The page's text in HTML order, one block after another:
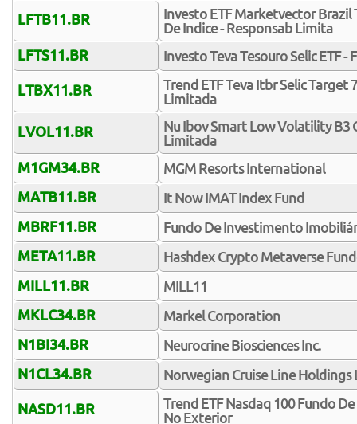
LFTB11.BR
Investo ETF Marketvector Brazil
De Indice - Responsab Limita
LFTS11.BR
Investo Teva Tesouro Selic ETF
LTBX11.BR
Trend ETF Teva Itbr Selic Target
Limitada
LVOL11.BR
Nu Ibov Smart Low Volatility B3
Limitada
M1GM34.BR
MGM Resorts International
MATB11.BR
It Now IMAT Index Fund
MBRF11.BR
Fundo De Investimento
META11.BR
Hashdex Crypto Metaverse
MILL11.BR
MILL11
MKLC34.BR
Markel Corporation
N1BI34.BR
Neurocrine Biosciences Inc.
N1CL34.BR
Norwegian Cruise Line Holdings
NASD11.BR
Trend ETF Nasdaq 100 Fundo
No Exterior